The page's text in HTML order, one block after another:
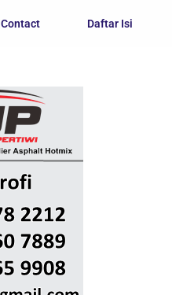
Contact Daftar Isi